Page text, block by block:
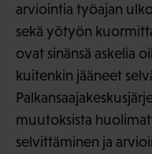
arviointia työajan
sekä yötyön
ovat sinänsä askelia
kuitenkin jääneet
muutoksista
selvittäminen ja